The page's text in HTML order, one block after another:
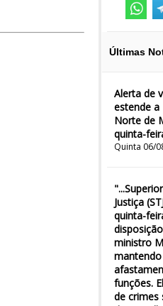
Últimas
Alerta de
estende a
Norte de
quinta-
Quinta 06/
Justiça
quinta-
ministro
funções.
de crimes